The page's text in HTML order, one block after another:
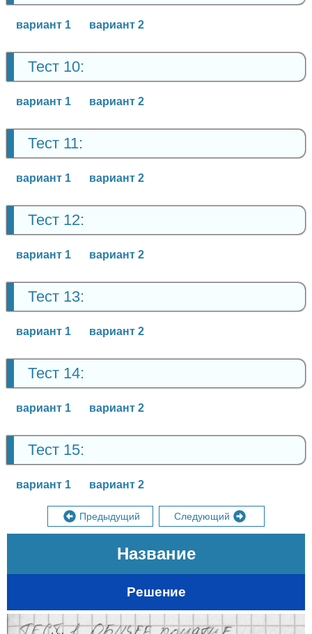
вариант 1 вариант 2
Тест 10:
вариант 1 вариант 2
Тест 11:
вариант 1 вариант 2
Тест 12:
вариант 1 вариант 2
Тест 13:
вариант 1 вариант 2
Тест 14:
вариант 1 вариант 2
Тест 15:
вариант 1 вариант 2
Предыдущий Следующий
Название
Решение